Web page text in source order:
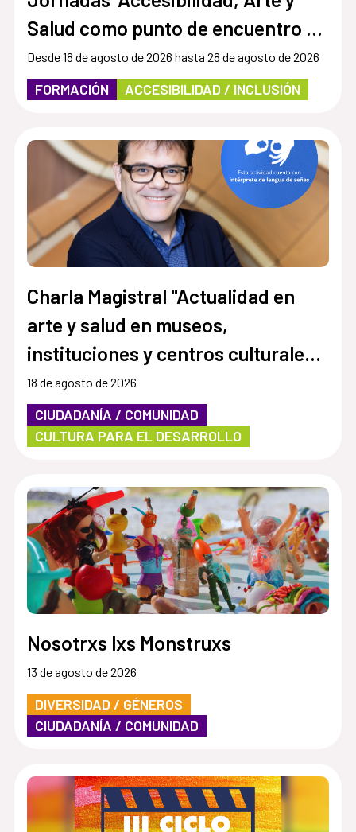
Salud como punto de encuentro y
cultura inclusiva en museos,
instituciones y centros culturales”
Desde 18 de agosto de 2026 hasta 28 de agosto de 2026
FORMACIÓN ACCESIBILIDAD / INCLUSIÓN
Charla Magistral "Actualidad en
arte y salud en museos,
instituciones y centros culturales.
Por una cultura más accesible e
inclusiva”
18 de agosto de 2026
CIUDADANÍA / COMUNIDAD
CULTURA PARA EL DESARROLLO
Nosotrxs lxs Monstruxs
13 de agosto de 2026
DIVERSIDAD / GÉNEROS
CIUDADANÍA / COMUNIDAD